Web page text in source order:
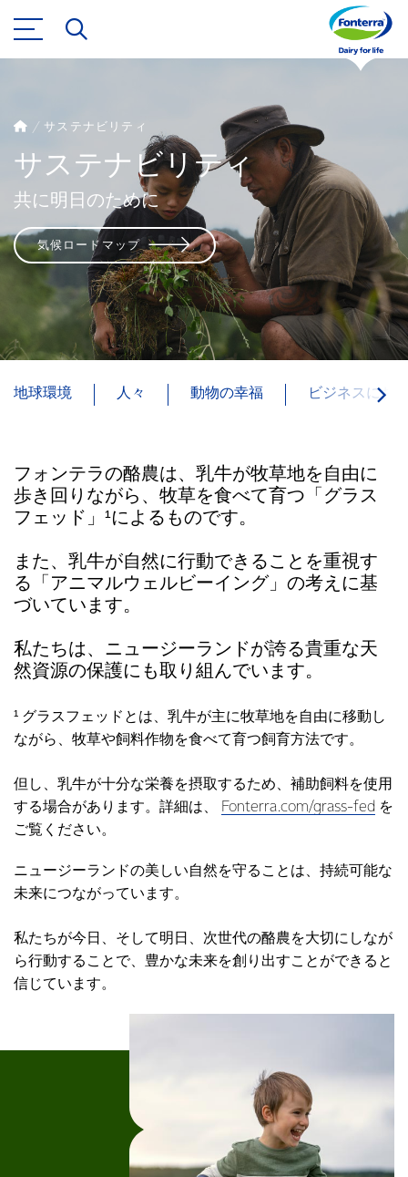
サステナビリティ
サステナビリティ
共に明日のために
気候ロードマップ
地球環境 人々 動物の幸福 ビジネスにお
フォンテラの酪農は、乳牛が牧草地を自由に
歩き回りながら、牧草を食べて育つ「グラス
フェッド」¹によるものです。
また、乳牛が自然に行動できることを重視す
る「アニマルウェルビーイング」の考えに基
づいています。
私たちは、ニュージーランドが誇る貴重な天
然資源の保護にも取り組んでいます。
¹ グラスフェッドとは、乳牛が主に牧草地を自由に移動し
ながら、牧草や飼料作物を食べて育つ飼育方法です。
但し、乳牛が十分な栄養を摂取するため、補助飼料を使用
する場合があります。詳細は、
Fonterra.com/grass-fed を
ご覧ください。
ニュージーランドの美しい自然を守ることは、持続可能な
未来につながっています。
私たちが今日、そして明日、次世代の酪農を大切にしなが
ら行動することで、豊かな未来を創り出すことができると
信じています。